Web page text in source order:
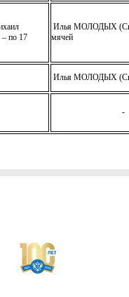
по 17
Илья МОЛОДЫХ
мячей
Илья МОЛОДЫХ
-